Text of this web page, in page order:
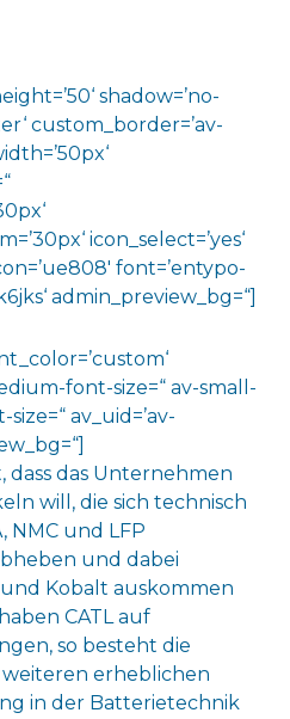
shadow=’no-
custom_border=’av-
icon_select=’yes‘
font=’entypo-
admin_preview_bg=“]
font-size=“ av-small-
av_uid=’av-
dass das Unternehmen
will, die sich technisch
NMC und LFP
und dabei
Kobalt auskommen
CATL auf
so besteht die
erheblichen
in der Batterietechnik